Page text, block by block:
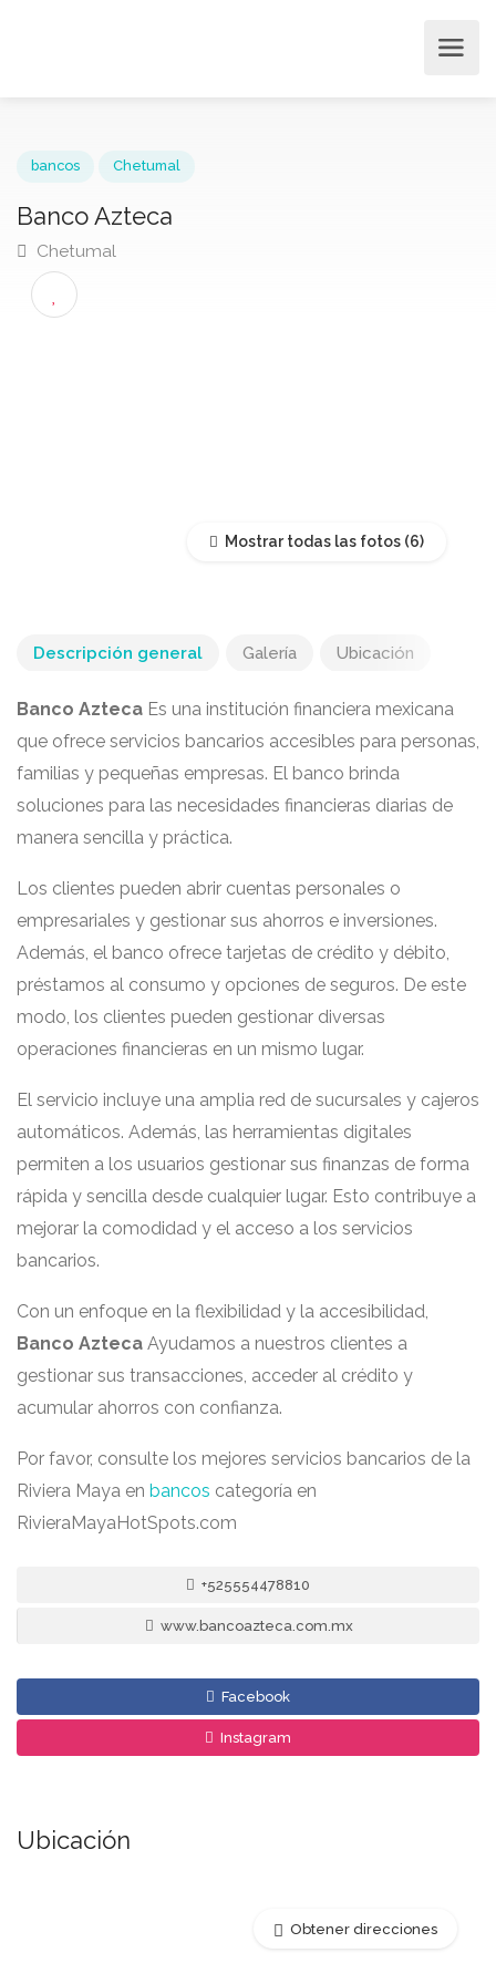
Banco Azteca
Chetumal
Mostrar todas las fotos
Descripción general Galería Ubicación
Banco Azteca Es una institución financiera mexicana
que ofrece servicios bancarios accesibles para personas,
familias y pequeñas empresas. El banco brinda
soluciones para las necesidades financieras diarias de
manera sencilla y práctica.
Los clientes pueden abrir cuentas personales o
empresariales y gestionar sus ahorros e inversiones.
Además, el banco ofrece tarjetas de crédito y débito,
préstamos al consumo y opciones de seguros. De este
modo, los clientes pueden gestionar diversas
operaciones financieras en un mismo lugar.
El servicio incluye una amplia red de sucursales y cajeros
automáticos. Además, las herramientas digitales
permiten a los usuarios gestionar sus finanzas de forma
rápida y sencilla desde cualquier lugar. Esto contribuye a
mejorar la comodidad y el acceso a los servicios
bancarios.
Con un enfoque en la flexibilidad y la accesibilidad,
Banco Azteca Ayudamos a nuestros clientes a
gestionar sus transacciones, acceder al crédito y
acumular ahorros con confianza.
Por favor, consulte los mejores servicios bancarios de la
Riviera Maya en bancos categoría en
RivieraMayaHotSpots.com
+525554478810
www.bancoazteca.com.mx
Facebook
Instagram
Ubicación
Obtener direcciones